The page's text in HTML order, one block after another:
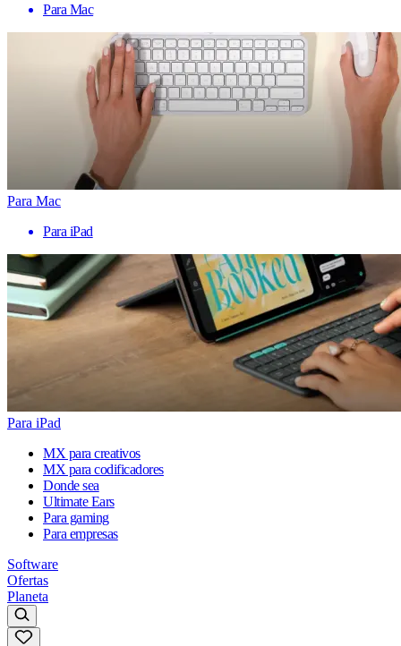
Para Mac
Para Mac
Para iPad
Para iPad
MX para creativos
MX para codificadores
Donde sea
Ultimate Ears
Para gaming
Para empresas
Software
Ofertas
Planeta